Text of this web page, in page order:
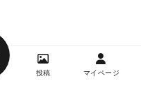
投稿 マイページ